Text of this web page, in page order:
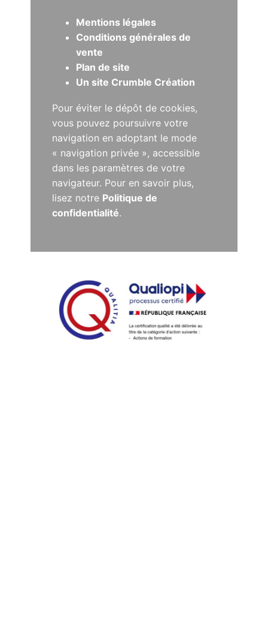
Mentions légales
Conditions générales de
vente
Plan de site
Un site Crumble Création
Pour éviter le dépôt de cookies,
vous pouvez poursuivre votre
navigation en adoptant le mode
« navigation privée », accessible
dans les paramètres de votre
navigateur. Pour en savoir plus,
lisez notre Politique de
confidentialité.